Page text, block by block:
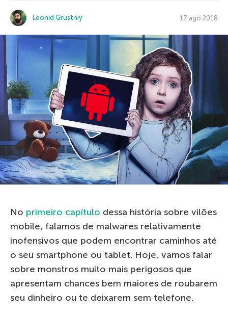
Leonid Grustniy 17 ago 2018
No primeiro capítulo dessa história sobre vilões
mobile, falamos de malwares relativamente
inofensivos que podem encontrar caminhos até
o seu smartphone ou tablet. Hoje, vamos falar
sobre monstros muito mais perigosos que
apresentam chances bem maiores de roubarem
seu dinheiro ou te deixarem sem telefone.